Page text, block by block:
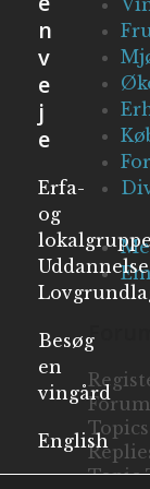
Topics
Topic
n
v
e
j
e
Erfa-
og
Uddannelse
Besøg
en
vingård
English